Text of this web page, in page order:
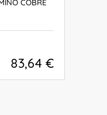
COBRE
83,64 €